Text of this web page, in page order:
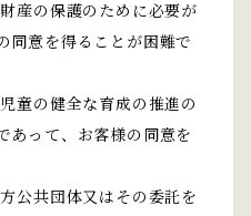
産の保護のために必要が
同意を得ることが困難で
童の健全な育成の推進の
あって、お客様の同意を
公共団体又はその委託を